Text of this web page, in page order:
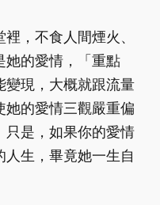
，不食人間煙火、
她的愛情，「重點
變現，大概就跟流量
她的愛情三觀嚴重偏
只是，如果你的愛情
生，畢竟她一生自